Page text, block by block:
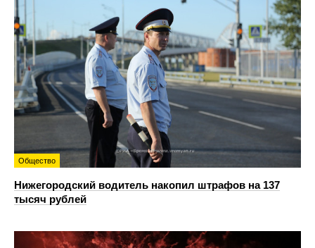
Общество
Нижегородский водитель накопил штрафов на 137
тысяч рублей